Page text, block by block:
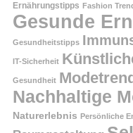
Ernährungstipps Fashion
Gesunde
Gesundheitstipps
IT-Sicherheit
Gesundheit
Nachhaltige
Naturerlebnis Persönliche